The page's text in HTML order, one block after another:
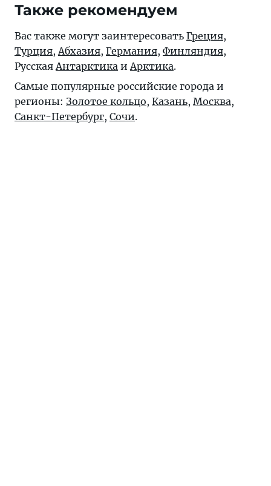
Также рекомендуем
Вас также могут заинтересовать Греция,
Турция, Абхазия, Германия, Финляндия,
Русская Антарктика и Арктика.
Самые популярные российские города и
регионы: Золотое кольцо, Казань, Москва,
Санкт-Петербург, Сочи.